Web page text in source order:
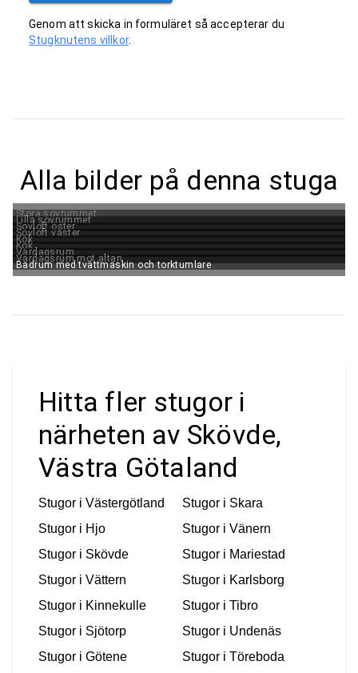
Genom att skicka in formuläret så accepterar du
Stugknutens villkor.
Alla bilder på denna stuga
Stora sovrummet
Lilla sovrummet
Sovloft öster
Sovloft väster
Kök
Kök
Vardagsrum
Vardagsrum mot altan
Badrum med tvättmaskin och torktumlare
Hitta fler stugor i
närheten av Skövde,
Västra Götaland
Stugor i Västergötland Stugor i Skara
Stugor i Hjo Stugor i Vänern
Stugor i Skövde Stugor i Mariestad
Stugor i Vättern Stugor i Karlsborg
Stugor i Kinnekulle Stugor i Tibro
Stugor i Sjötorp Stugor i Undenäs
Stugor i Götene Stugor i Töreboda